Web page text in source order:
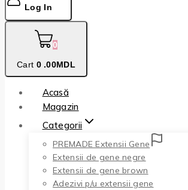
Log In
0
Cart 0 .00MDL
Acasă
Magazin
Categorii
PREMADE Extensii Gene
Extensii de gene negre
Extensii de gene brown
Adezivi p/u extensii gene